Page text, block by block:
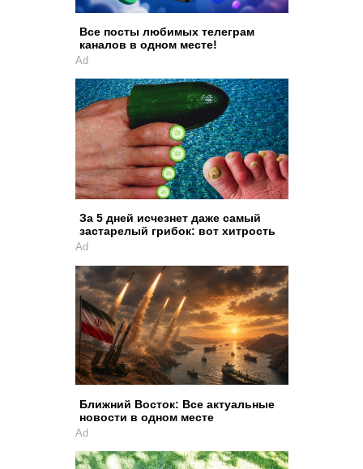
Все посты любимых телеграм
каналов в одном месте!
Ad
За 5 дней исчезнет даже самый
застарелый грибок: вот хитрость
Ad
Ближний Восток: Все актуальные
новости в одном месте
Ad